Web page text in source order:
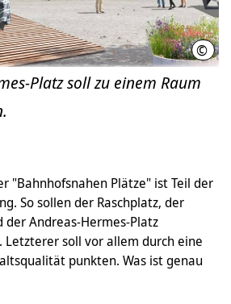
© LHH
Platz soll zu einem Raum
"Bahnhofsnahen Plätze" ist Teil der
So sollen der Raschplatz, der
Andreas-Hermes-Platz
soll vor allem durch eine
punkten. Was ist genau